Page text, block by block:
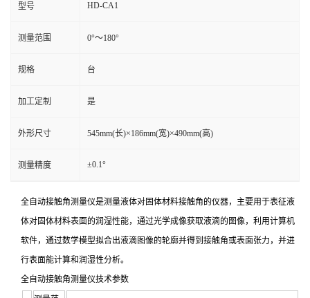
型号 HD-CA1
测量范围 0°～180°
规格 台
加工定制 是
外形尺寸 545mm(长)×186mm(宽)×490mm(高)
测量精度 ±0.1°
全自动接触角测量仪是测量液体对固体材料接触角的仪器，主要用于表征液
体对固体材料表面的润湿性能，通过光学成像获取液滴的图像，利用计算机
软件，通过数学模型拟合出液滴图像的轮廓并得到接触角或表面张力，并进
行表面能计算和润湿性分析。
全自动接触角测量仪技术参数